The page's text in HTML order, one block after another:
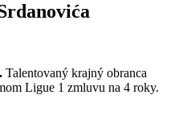
Talentovaný krajný obranca
Ligue 1 zmluvu na 4 roky.